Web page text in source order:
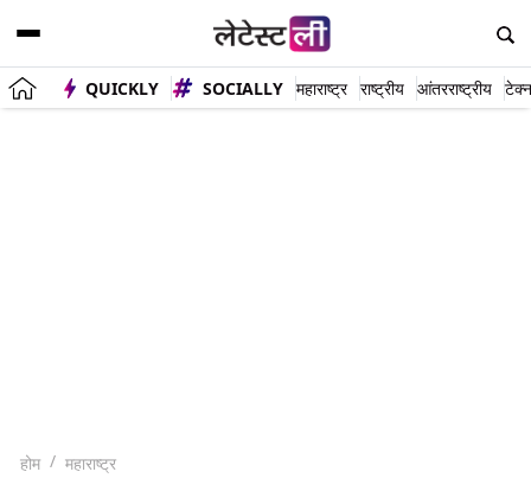
QUICKLY SOCIALLY महाराष्ट्र राष्ट्रीय आंतरराष्ट्रीय
होम महाराष्ट्र